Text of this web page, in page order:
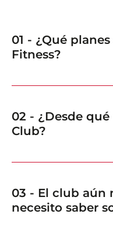
01 - ¿Qué
Fitness?
02 - ¿Desde
Club?
03 - El club aún
necesito saber